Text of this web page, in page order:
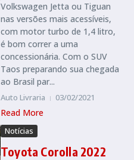
Volkswagen Jetta ou Tiguan
nas versões mais acessíveis,
com motor turbo de 1,4 litro,
é bom correr a uma
concessionária. Com o SUV
Taos preparando sua chegada
ao Brasil par...
Auto Livraria 03/02/2021
Read More
Notícias
Toyota Corolla 2022